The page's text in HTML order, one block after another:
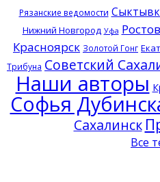
Рязанские ведомости
Нижний Новгород Уфа
Красноярск Золотой Гонг
Трибуна Советский
Наши авторы
Софья
Сахалинск
Все